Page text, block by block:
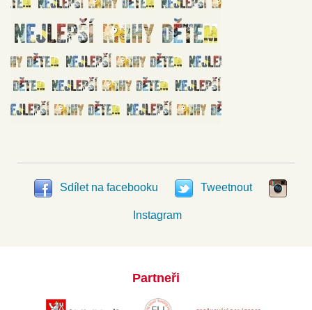
Sdílet na facebooku Tweetnout
Instagram
Partneři